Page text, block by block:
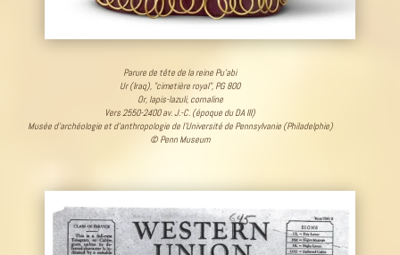
Parure de tête de la reine Pu’abi
Ur (Iraq), "cimetière royal", PG 800
Or, lapis-lazuli, cornaline
Vers 2550-2400 av. J.-C. (époque du DA III)
Musée d’archéologie et d’anthropologie de l’Université de Pennsylvanie (Philadelphie)
© Penn Museum